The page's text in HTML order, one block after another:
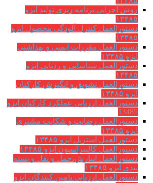
اجرایی برنامه ریزی تولید ایزو
کنترل آلودگی محصول ایزو
مقررات ایمنی و بهداشتی
شناسایی و ردیابی ایزو
تشویق و انگیزش کارکنان
ارزیابی عملکرد کارکنان ایزو
رضایت و شکایت مشتری
استریل ایزو ۱۳۴۸۵
کالیبراسیون ایزو ۱۳۴۸۵
انبارش،حمل و نقل و بسته
۱۳۴۸۵
ارزیابی تامین کنندگان ایزو